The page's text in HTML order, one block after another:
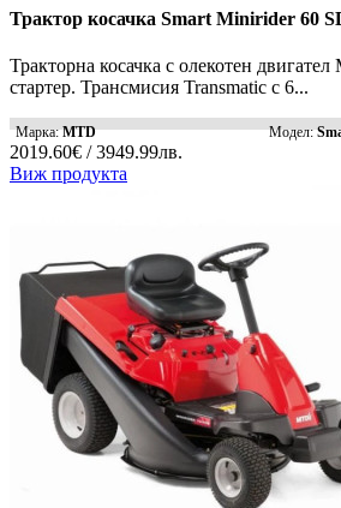
Трактор косачка Smart Minirider 60
Тракторна косачка с олекотен
стартер. Трансмисия Transmatic с 6...
Марка:MTD Модел:
2019.60€ / 3949.99лв.
Виж продукта